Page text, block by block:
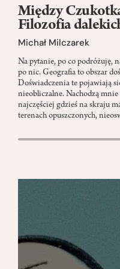
Między
Filozofia
Michał Milczarek
Na pytanie, po co podróżuję,
po nic. Geografia to obszar
Doświadczenia te pojawiają
nieobliczalne. Nachodzą
najczęściej gdzieś na skraju
terenach opuszczonych,